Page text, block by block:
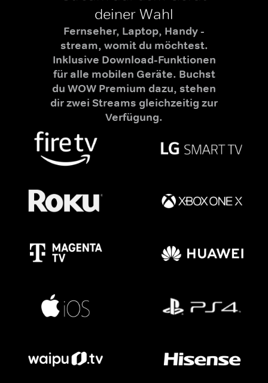
deiner Wahl
Fernseher, Laptop, Handy -
stream, womit du möchtest.
Inklusive Download-Funktionen
für alle mobilen Geräte. Buchst
du WOW Premium dazu, stehen
dir zwei Streams gleichzeitig zur
Verfügung.